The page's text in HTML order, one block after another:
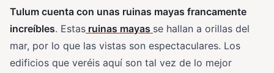
Tulum cuenta con unas ruinas mayas francamente
increíbles. Estas ruinas mayas se hallan a orillas del
mar, por lo que las vistas son espectaculares. Los
edificios que veréis aquí son tal vez de lo mejor